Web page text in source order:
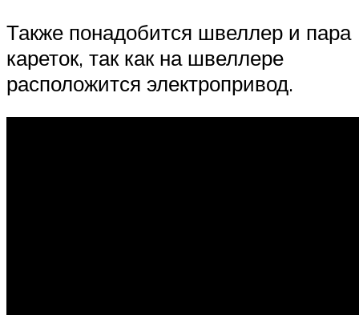
Также понадобится швеллер и пара
кареток, так как на швеллере
расположится электропривод.